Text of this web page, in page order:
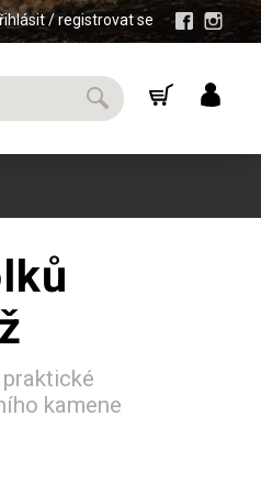
/ registrovat se
kamene